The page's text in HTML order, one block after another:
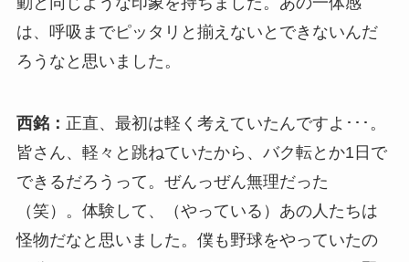
は、呼吸までピッタリと揃えないとできないんだ
ろうなと思いました。
西銘： 正直、最初は軽く考えていたんですよ･･･。
皆さん、軽々と跳ねていたから、バク転とか1日で
できるだろうって。ぜんっぜん無理だった
（笑）。体験して、（やっている）あの人たちは
怪物だなと思いました。僕も野球をやっていたの